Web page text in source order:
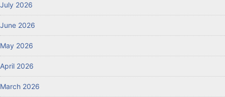
July 2026
June 2026
May 2026
April 2026
March 2026